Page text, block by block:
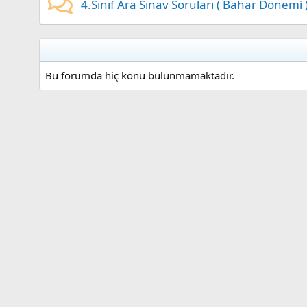
4.Sınıf Ara Sınav Soruları ( Bahar Dönemi
Bu forumda hiç konu bulunmamaktadır.